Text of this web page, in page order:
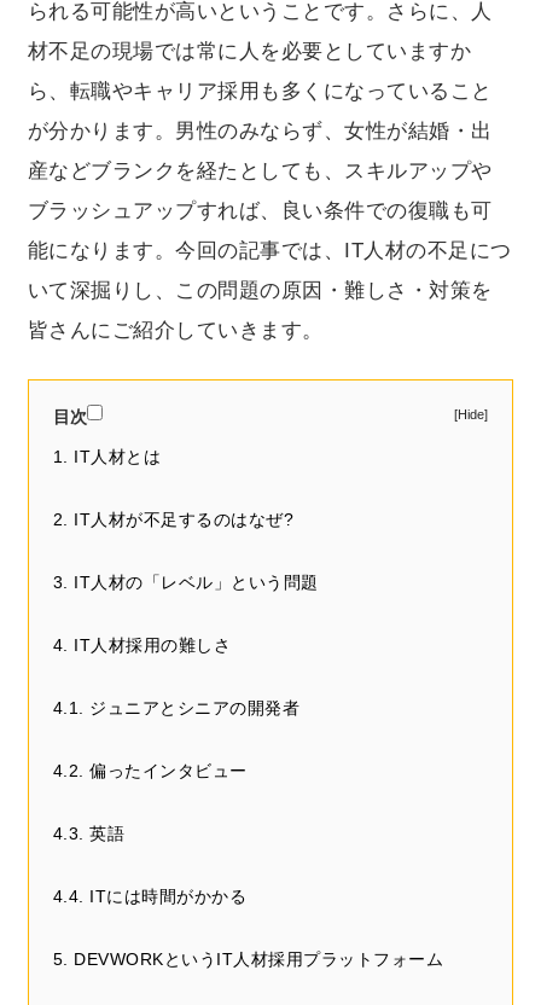
られる可能性が高いということです。さらに、人
材不足の現場では常に人を必要としていますか
ら、転職やキャリア採用も多くになっていること
が分かります。男性のみならず、女性が結婚・出
産などブランクを経たとしても、スキルアップや
ブラッシュアップすれば、良い条件での復職も可
能になります。今回の記事では、IT人材の不足につ
いて深掘りし、この問題の原因・難しさ・対策を
皆さんにご紹介していきます。
目次
1. IT人材とは
2. IT人材が不足するのはなぜ?
3. IT人材の「レベル」という問題
4. IT人材採用の難しさ
4.1. ジュニアとシニアの開発者
4.2. 偏ったインタビュー
4.3. 英語
4.4. ITには時間がかかる
5. DEVWORKというIT人材採用プラットフォーム